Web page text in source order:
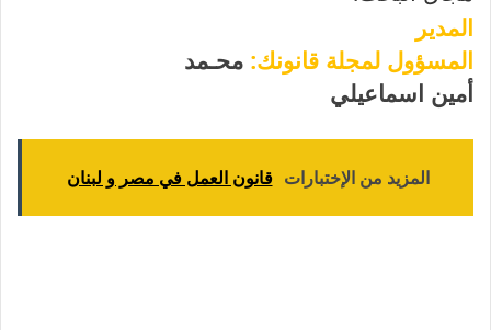
المدير
المسؤول لمجلة قانونك: محـمد
أمين اسماعيلي
المزيد من الإختبارات قانون العمل في مصر و لبنان